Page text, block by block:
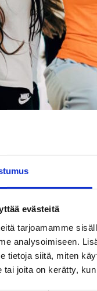
evästeitä
tarjoamamme
analysoimiseen.
tietoja siitä, miten
tai joita on kerätty,